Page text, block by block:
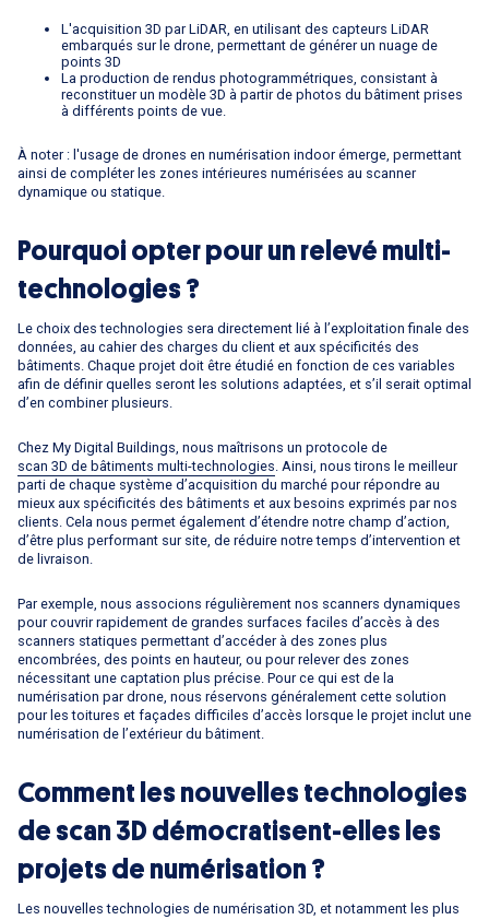
L'acquisition 3D par LiDAR, en utilisant des capteurs LiDAR
embarqués sur le drone, permettant de générer un nuage de
points 3D
La production de rendus photogrammétriques, consistant à
reconstituer un modèle 3D à partir de photos du bâtiment prises
à différents points de vue.
À noter : l'usage de drones en numérisation indoor émerge, permettant
ainsi de compléter les zones intérieures numérisées au scanner
dynamique ou statique.
Pourquoi opter pour un relevé multi-
technologies ?
Le choix des technologies sera directement lié à l’exploitation finale des
données, au cahier des charges du client et aux spécificités des
bâtiments. Chaque projet doit être étudié en fonction de ces variables
afin de définir quelles seront les solutions adaptées, et s’il serait optimal
d’en combiner plusieurs.
Chez My Digital Buildings, nous maîtrisons un protocole de
scan 3D de bâtiments multi-technologies . Ainsi, nous tirons le meilleur
parti de chaque système d’acquisition du marché pour répondre au
mieux aux spécificités des bâtiments et aux besoins exprimés par nos
clients. Cela nous permet également d’étendre notre champ d’action,
d’être plus performant sur site, de réduire notre temps d’intervention et
de livraison.
Par exemple, nous associons régulièrement nos scanners dynamiques
pour couvrir rapidement de grandes surfaces faciles d’accès à des
scanners statiques permettant d’accéder à des zones plus
encombrées, des points en hauteur, ou pour relever des zones
nécessitant une captation plus précise. Pour ce qui est de la
numérisation par drone, nous réservons généralement cette solution
pour les toitures et façades difficiles d’accès lorsque le projet inclut une
numérisation de l’extérieur du bâtiment.
Comment les nouvelles technologies
de scan 3D démocratisent-elles les
projets de numérisation ?
Les nouvelles technologies de numérisation 3D, et notamment les plus